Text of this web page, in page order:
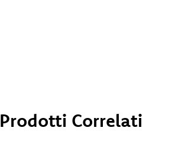
Prodotti Correlati